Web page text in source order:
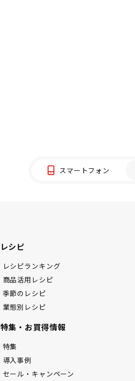
スマートフォン
レシピ
レシピランキング
商品活用レシピ
季節のレシピ
業態別レシピ
特集・お買得情報
特集
導入事例
セール・キャンペーン